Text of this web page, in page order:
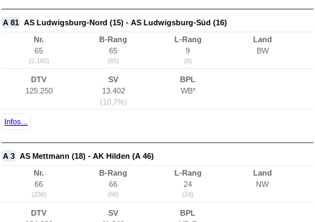
A 81 AS Ludwigsburg-Nord (15) - AS Ludwigsburg-Süd (16)
Nr.
65
(2.160)
B-Rang
65
(65)
L-Rang
9
(9)
Land
BW
DTV
125.250
SV
13.402
(10,7%)
BPL
WB*
Infos...
A 3 AS Mettmann (18) - AK Hilden (A 46)
Nr.
66
(236)
B-Rang
66
(66)
L-Rang
24
(24)
Land
NW
DTV
SV
BPL